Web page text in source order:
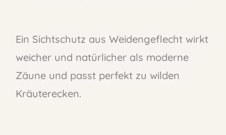
Ein Sichtschutz aus Weidengeflecht wirkt
weicher und natürlicher als moderne
Zäune und passt perfekt zu wilden
Kräuterecken.